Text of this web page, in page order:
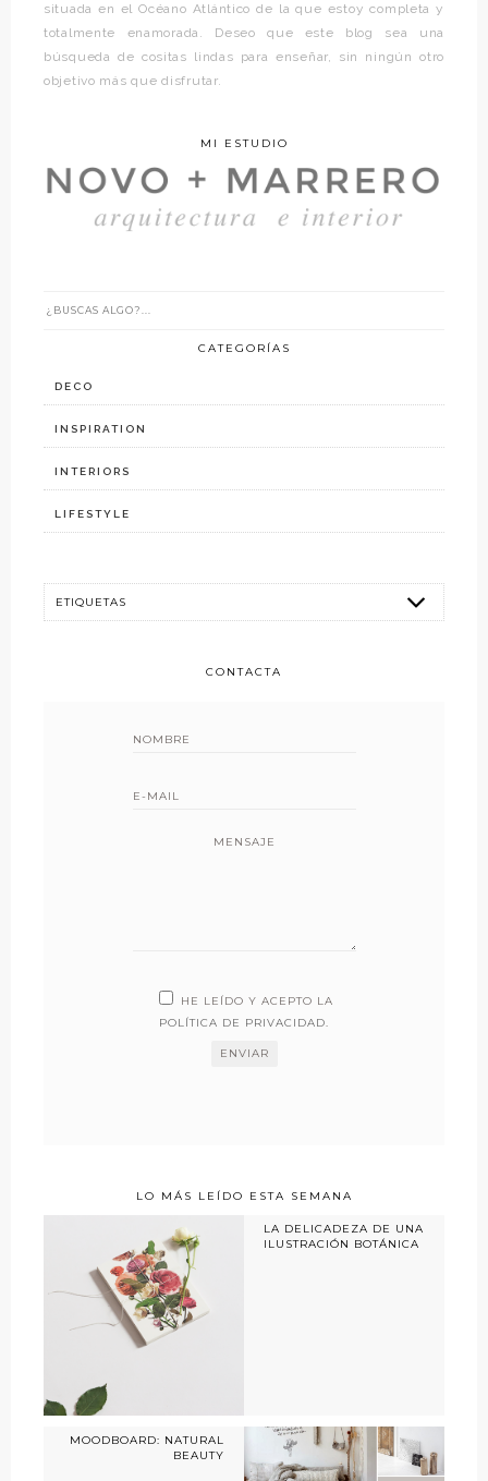
situada en el Océano Atlántico de la que estoy completa y
totalmente enamorada. Deseo que este blog sea una
búsqueda de cositas lindas para enseñar, sin ningún otro
objetivo más que disfrutar.
MI ESTUDIO
CATEGORÍAS
DECO
INSPIRATION
INTERIORS
LIFESTYLE
CONTACTA
MENSAJE
HE LEÍDO Y ACEPTO LA
POLÍTICA DE PRIVACIDAD.
LO MÁS LEÍDO ESTA SEMANA
LA DELICADEZA DE UNA
ILUSTRACIÓN BOTÁNICA
MOODBOARD: NATURAL
BEAUTY